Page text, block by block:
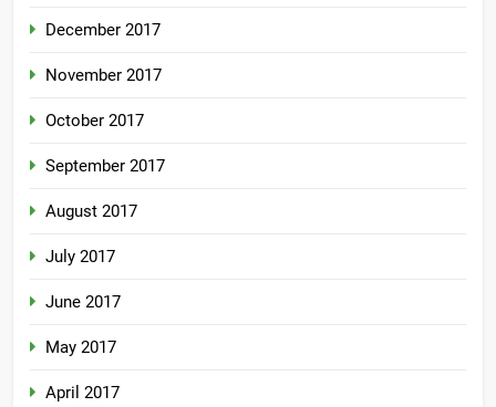
December 2017
November 2017
October 2017
September 2017
August 2017
July 2017
June 2017
May 2017
April 2017